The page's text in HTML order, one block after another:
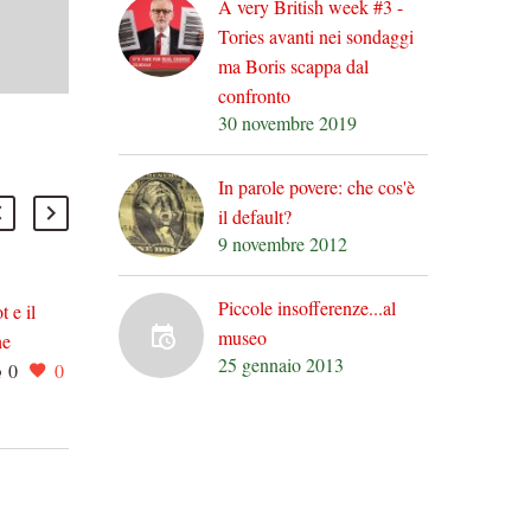
e il
di
0 0
Saggi, saggezza e quote
rosa
Sta montando, attualissima,
01 Apr 2013
A very British week #3 -
Tories avanti nei sondaggi
ma Boris scappa dal
confronto
30 novembre 2019
In parole povere: che cos'è
il default?
9 novembre 2012
Piccole insofferenze...al
museo
25 gennaio 2013